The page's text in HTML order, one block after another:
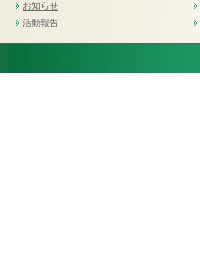
お知らせ
活動報告